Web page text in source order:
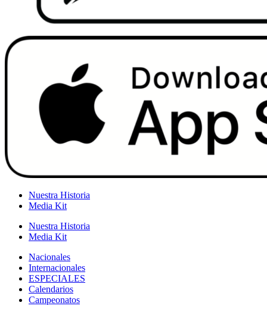
Nuestra Historia
Media Kit
Nuestra Historia
Media Kit
Nacionales
Internacionales
ESPECIALES
Calendarios
Campeonatos